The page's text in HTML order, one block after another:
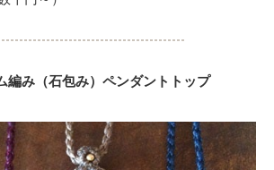
編み（石包み）ペンダントトップ